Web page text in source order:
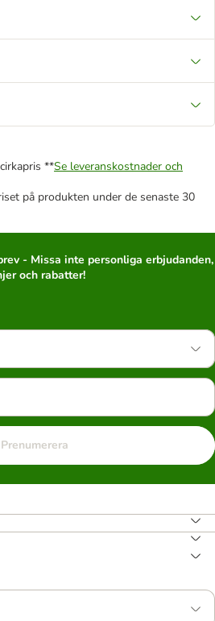
**Se leveranskostnader och
på produkten under de senaste 30
- Missa inte personliga erbjudanden,
och rabatter!
Prenumerera